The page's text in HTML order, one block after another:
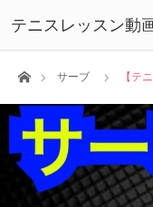
テニスレッスン動
ホームサーブ 【テ